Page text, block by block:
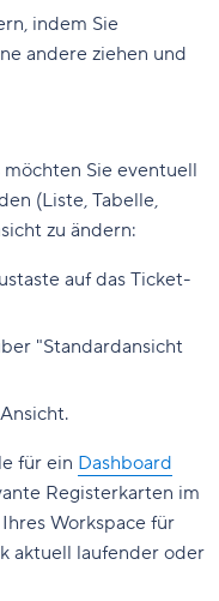
indem Sie
andere ziehen und
Sie eventuell
(Liste, Tabelle,
zu ändern:
auf das Ticket-
"Standardansicht
für ein Dashboard
Registerkarten im
Workspace für
aktuell laufender oder